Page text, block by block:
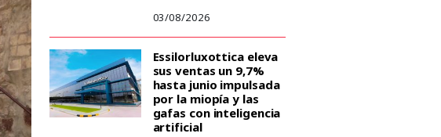
03/08/2026
Essilorluxottica eleva
sus ventas un 9,7%
hasta junio impulsada
por la miopía y las
gafas con inteligencia
artificial